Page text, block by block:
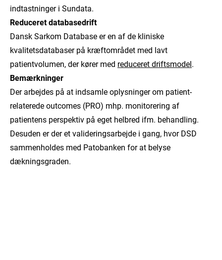
indtastninger i Sundata.
Reduceret databasedrift
Dansk Sarkom Database er en af de kliniske
kvalitetsdatabaser på kræftområdet med lavt
patientvolumen, der kører med reduceret driftsmodel.
Bemærkninger
Der arbejdes på at indsamle oplysninger om patient-
relaterede outcomes (PRO) mhp. monitorering af
patientens perspektiv på eget helbred ifm. behandling.
Desuden er der et valideringsarbejde i gang, hvor DSD
sammenholdes med Patobanken for at belyse
dækningsgraden.